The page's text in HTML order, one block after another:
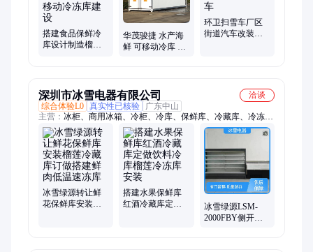
搭建食品保鲜冷
库设计制造榴莲
华茂骏捷 水产海
鲜 可移动冷库 制
环卫扫雪车厂区
街道汽车改装除
深圳市冰雪电器有限公司
洽谈
综合体验L0 真实性已核验
广东中山
主营： 冰柜、商用冰箱、冷柜、冷库、保鲜库、冷藏库、冷冻
库、速冻库、冷藏柜、保鲜柜、饮料柜、风幕柜、冷冻柜、展示
柜、鲜肉柜、厨房冰箱、不锈钢冰柜、工作台冰柜、啤酒柜、熟
食柜、蛋糕柜、点菜柜、海鲜柜、水果保鲜柜
冰雪绿源转让鲜
花保鲜库安装榴
搭建水果保鲜库
红酒冷藏库定做
冰雪绿源LSM-
2000FBY侧开门